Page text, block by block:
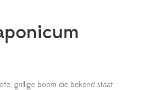
grillige boom die bekend staat